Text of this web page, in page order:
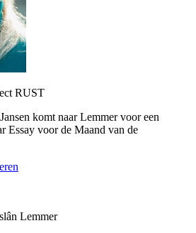
RUST
komt naar Lemmer voor een
Essay voor de Maand van de
Lemmer